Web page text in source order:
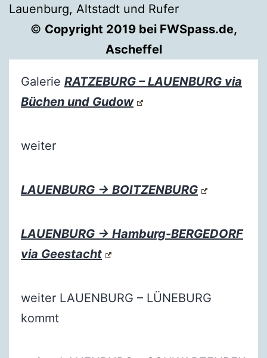
Lauenburg, Altstadt und Rufer
© Copyright 2019 bei FWSpass.de,
Ascheffel
Galerie RATZEBURG – LAUENBURG via
Büchen und Gudow
weiter
LAUENBURG → BOITZENBURG
LAUENBURG → Hamburg-BERGEDORF
via Geestacht
weiter LAUENBURG – LÜNEBURG
kommt